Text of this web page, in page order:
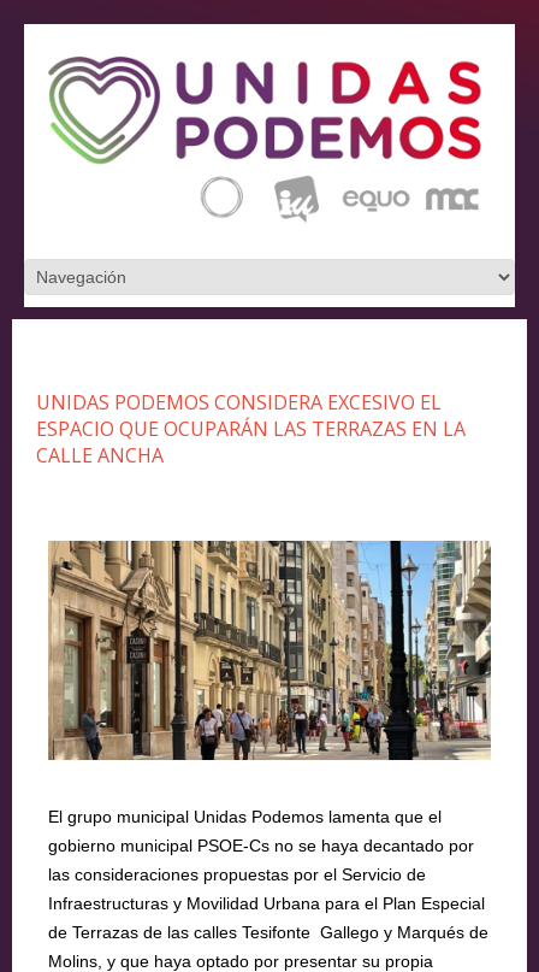
UNIDAS PODEMOS CONSIDERA EXCESIVO EL
ESPACIO QUE OCUPARÁN LAS TERRAZAS EN LA
CALLE ANCHA
El grupo municipal Unidas Podemos lamenta que el
gobierno municipal PSOE-Cs no se haya decantado por
las consideraciones propuestas por el Servicio de
Infraestructuras y Movilidad Urbana para el Plan Especial
de Terrazas de las calles Tesifonte Gallego y Marqués de
Molins, y que haya optado por presentar su propia